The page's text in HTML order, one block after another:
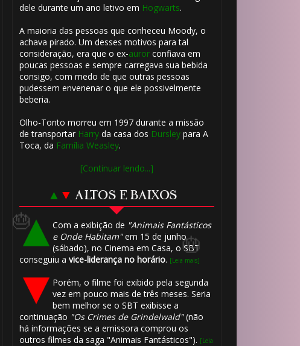
dele durante um ano letivo em Hogwarts.
A maioria das pessoas que conheceu Moody, o
achava pirado. Um desses motivos para tal
consideração, era que o ex-aurorconfiava em
poucas pessoas e sempre carregava sua bebida
consigo, com medo de que outras pessoas
pudessem envenenar o que ele possivelmente
beberia.
Olho-Tonto morreu em 1997 durante a missão
de transportar Harryda casa dos Dursleypara A
Toca, da Família Weasley.
[Continuar lendo...]
▲ ▼ ALTOS E BAIXOS
Com a exibição de "Animais Fantásticos
e Onde Habitam"em 15 de junho
(sábado), no Cinema em Casa, o SBT
conseguiu a vice-liderança no horário. [Leia mais]
Porém, o filme foi exibido pela segunda
vez em pouco mais de três meses. Seria
bem melhor se o SBT exibisse a
continuação "Os Crimes de Grindelwald"(não
há informações se a emissora comprou os
outros filmes da saga "Animais Fantásticos"). [Leia
⚡